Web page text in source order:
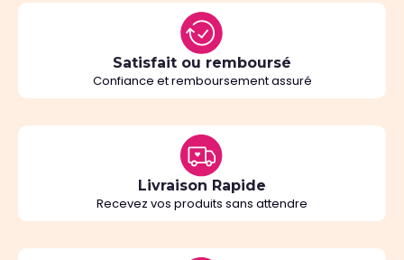
Satisfait ou remboursé
Confiance et remboursement assuré
Livraison Rapide
Recevez vos produits sans attendre